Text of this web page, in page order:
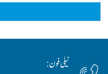
ٹیلی فون: